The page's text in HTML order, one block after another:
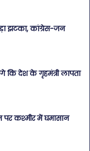
झटका, कांग्रेस-जन
देश के गृहमंत्री लापता
पर कश्मीर में घमासान